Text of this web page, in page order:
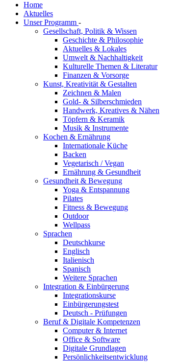
Home
Aktuelles
Unser Programm -
Gesellschaft, Politik & Wissen
Geschichte & Philosophie
Aktuelles & Lokales
Umwelt & Nachhaltigkeit
Kulturelle Themen & Literatur
Finanzen & Vorsorge
Kunst, Kreativität & Gestalten
Zeichnen & Malen
Gold- & Silberschmieden
Handwerk, Kreatives & Nähen
Töpfern & Keramik
Musik & Instrumente
Kochen & Ernährung
Internationale Küche
Backen
Vegetarisch / Vegan
Ernährung & Gesundheit
Gesundheit & Bewegung
Yoga & Entspannung
Pilates
Fitness & Bewegung
Outdoor
Wellpass
Sprachen
Deutschkurse
Englisch
Italienisch
Spanisch
Weitere Sprachen
Integration & Einbürgerung
Integrationskurse
Einbürgerungstest
Deutsch - Prüfungen
Beruf & Digitale Kompetenzen
Computer & Internet
Office & Software
Digitale Grundlagen
Persönlichkeitsentwicklung